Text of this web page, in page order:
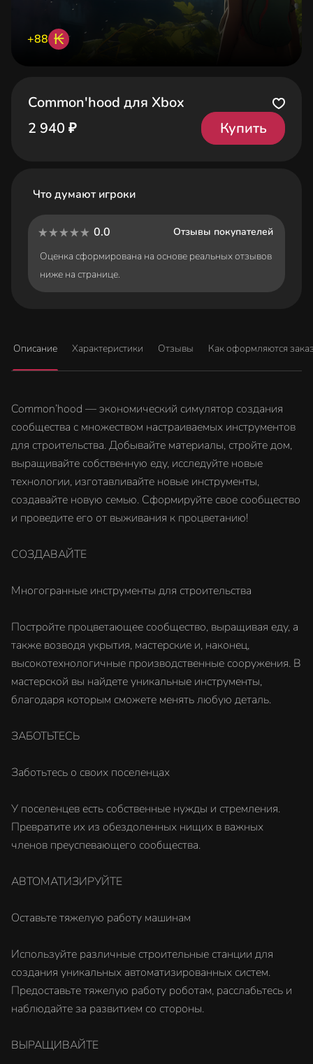
+88 ₭
Common'hood для Xbox
2 940 ₽
Купить
Что думают игроки
0.0
Отзывы покупателей
Оценка сформирована на основе реальных отзывов
ниже на странице.
Описание Характеристики Отзывы Как оформляются
Common’hood — экономический симулятор создания
сообщества с множеством настраиваемых инструментов
для строительства. Добывайте материалы, стройте дом,
выращивайте собственную еду, исследуйте новые
технологии, изготавливайте новые инструменты,
создавайте новую семью. Сформируйте свое сообщество
и проведите его от выживания к процветанию!
СОЗДАВАЙТЕ
Многогранные инструменты для строительства
Постройте процветающее сообщество, выращивая еду, а
также возводя укрытия, мастерские и, наконец,
высокотехнологичные производственные сооружения. В
мастерской вы найдете уникальные инструменты,
благодаря которым сможете менять любую деталь.
ЗАБОТЬТЕСЬ
Заботьтесь о своих поселенцах
У поселенцев есть собственные нужды и стремления.
Превратите их из обездоленных нищих в важных
членов преуспевающего сообщества.
АВТОМАТИЗИРУЙТЕ
Оставьте тяжелую работу машинам
Используйте различные строительные станции для
создания уникальных автоматизированных систем.
Предоставьте тяжелую работу роботам, расслабьтесь и
наблюдайте за развитием со стороны.
ВЫРАЩИВАЙТЕ